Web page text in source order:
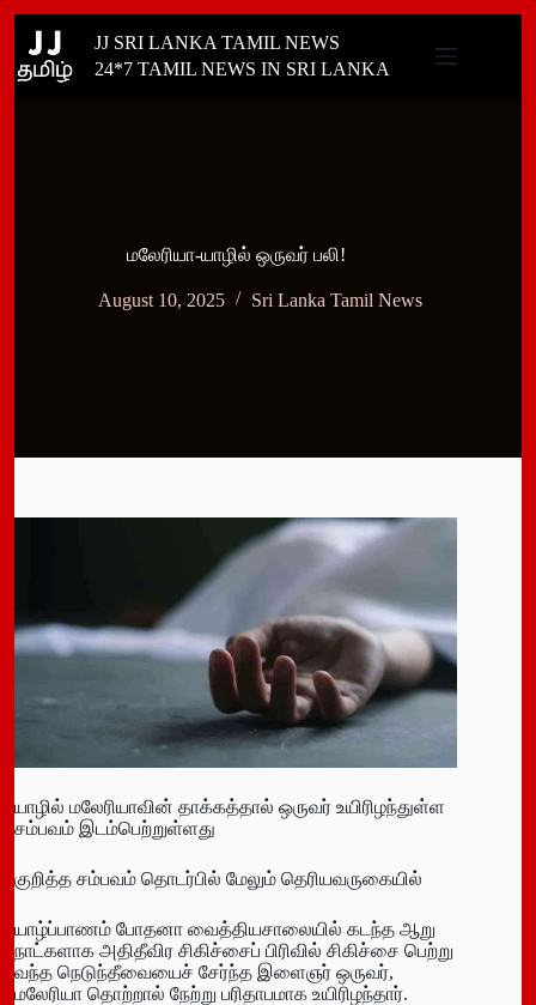
content
JJ SRI LANKA TAMIL NEWS
24*7 TAMIL NEWS IN SRI LANKA
மலேரியா-யாழில் ஒருவர் பலி!
August 10, 2025 Sri Lanka Tamil News
யாழில் மலேரியாவின் தாக்கத்தால் ஒருவர் உயிரிழந்துள்ள
சம்பவம் இடம்பெற்றுள்ளது
குறித்த சம்பவம் தொடர்பில் மேலும் தெரியவருகையில்
யாழ்ப்பாணம் போதனா வைத்தியசாலையில் கடந்த ஆறு
நாட்களாக அதிதீவிர சிகிச்சைப் பிரிவில் சிகிச்சை பெற்று
வந்த நெடுந்தீவையைச் சேர்ந்த இளைஞர் ஒருவர்,
மலேரியா தொற்றால் நேற்று பரிதாபமாக உயிரிழந்தார்.